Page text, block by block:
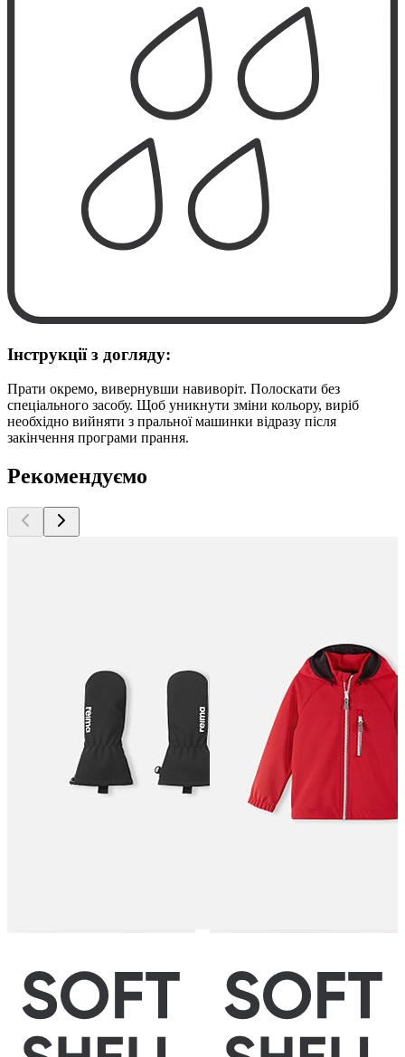
Інструкції з догляду:
Прати окремо, вивернувши навиворіт. Полоскати без
спеціального засобу. Щоб уникнути зміни кольору, виріб
необхідно вийняти з пральної машинки відразу після
закінчення програми прання.
Рекомендуємо